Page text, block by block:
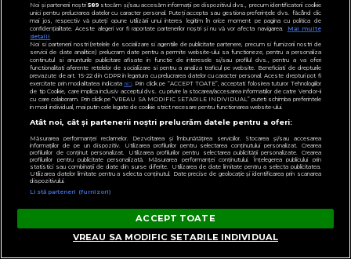
VEDETE
Dan Diaconescu este în doliu! Fratele
prezentatorului TV, Mario Diaconescu, s-a
stins din viață la 60 de ani
Noi și partenerii noștri589stocăm și/sau accesăm informații pe dispozitivul dvs., precum identificatorii cookie
unici pentru prelucrarea datelor cu caracter personal. Puteți accepta sau gestiona preferințele dvs. făcând clic
mai jos, respectiv vă puteți opune utilizării unui interes legitim în orice moment pe pagina cu politica de
confidențialitate. Aceste alegeri vor fi raportate partenerilor noștri și nu vă vor afecta navigarea.
Mai multe
detalii
Noi si partenerii nostri (retelele de socializare si agentiile de publicitate partenere, precum si furnizorii nostri de
servicii de date analitice) prelucram date pentru a permite website-ului sa functioneze, pentru a personaliza
continutul si anunturile publicitare afisate in functie de interesele si/sau profilul dvs., pentru a va oferi
functionalitati aferente retelelor de socializare si pentru a analiza traficul pe website. Beneficiati de drepturile
prevazute de art. 15-22 din GDPR in legatura cu prelucrarea datelor cu caracter personal. Aceste drepturi pot fi
exercitate prin modalitatea indicataaici. Prin click pe “ACCEPT TOATE”, acceptati folosirea tuturor Tehnologiilor
de tip Cookie, care implica inclusiv acceptul dvs. cu privire la stocarea/accesarea informatiilor de catre Vendor-ii
cu care colaboram. Prin click pe “VREAU SA MODIFIC SETARILE INDIVIDUAL” puteti schimba preferintele
in mod individual, mai putin cele legate de cookie strict necesare pentru functionarea website-ului.
Atât noi, cât și partenerii noștri prelucrăm datele pentru a oferi:
Măsurarea performanței reclamelor. Dezvoltarea și îmbunătățirea serviciilor. Stocarea și/sau accesarea
informațiilor de pe un dispozitiv. Utilizarea profilurilor pentru selectarea conținutului personalizat. Crearea
profilurilor de conținut personalizat. Utilizarea profilurilor pentru selectarea publicității personalizate. Crearea
profilurilor pentru publicitate personalizată. Măsurarea performanței conținutului. Înțelegerea publicului prin
statistici sau combinații de date din surse diferite. Utilizarea de date limitate pentru a selecta publicitatea.
Utilizarea datelor limitate pentru a selecta conținutul. Date precise de geolocație și identificarea prin scanarea
dispozitivului.
Listă parteneri (furnizori)
ACCEPT TOATE
VREAU SA MODIFIC SETARILE INDIVIDUAL